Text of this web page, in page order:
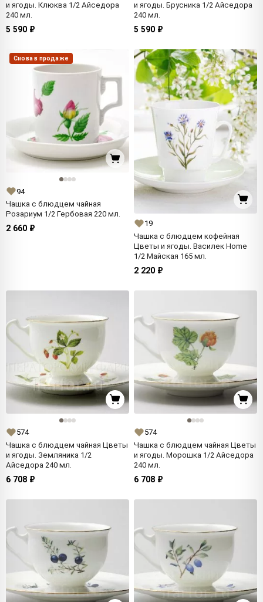
и ягоды. Клюква 1/2 Айседора
240 мл.
5 590 ₽
и ягоды. Брусника 1/2 Айседора
240 мл.
5 590 ₽
Снова в продаже
94
Чашка с блюдцем чайная
Розариум 1/2 Гербовая 220 мл.
2 660 ₽
19
Чашка с блюдцем кофейная
Цветы и ягоды. Василек Home
1/2 Майская 165 мл.
2 220 ₽
574
Чашка с блюдцем чайная Цветы
и ягоды. Земляника 1/2
Айседора 240 мл.
6 708 ₽
574
Чашка с блюдцем чайная Цветы
и ягоды. Морошка 1/2 Айседора
240 мл.
6 708 ₽